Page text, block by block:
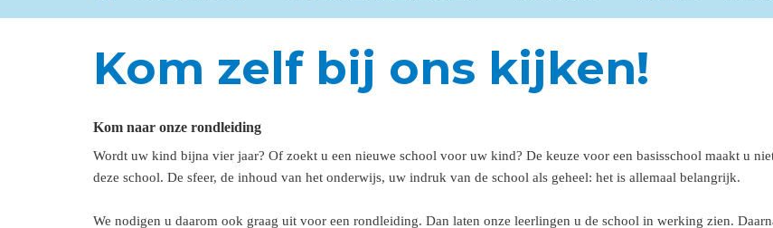
Kom zelf bij ons kijken!
Kom naar onze rondleiding
Wordt uw kind bijna vier jaar? Of zoekt u een nieuwe school voor uw kind? De keuze voor een basisschool maakt u
deze school. De sfeer, de inhoud van het onderwijs, uw indruk van de school als geheel: het is allemaal belangrijk.
We nodigen u daarom ook graag uit voor een rondleiding. Dan laten onze leerlingen u de school in werking zien.